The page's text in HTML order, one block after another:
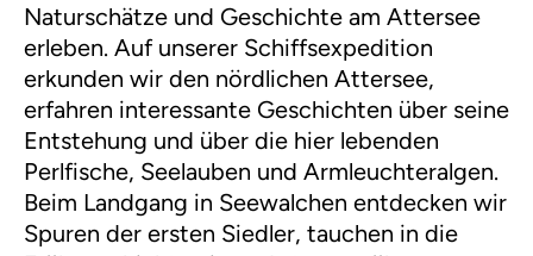
Naturschätze und Geschichte am Attersee
erleben. Auf unserer Schiffsexpedition
erkunden wir den nördlichen Attersee,
erfahren interessante Geschichten über seine
Entstehung und über die hier lebenden
Perlfische, Seelauben und Armleuchteralgen.
Beim Landgang in Seewalchen entdecken wir
Spuren der ersten Siedler, tauchen in die